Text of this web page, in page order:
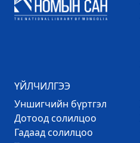
ҮЙЛЧИЛГЭЭ
Уншигчийн бүртгэл
Дотоод солилцоо
Гадаад солилцоо